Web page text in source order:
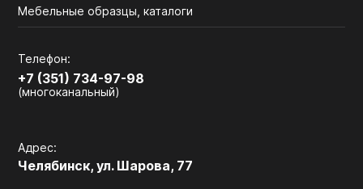
Мебельные образцы, каталоги
Телефон:
+7 (351) 734-97-98
(многоканальный)
Адрес:
Челябинск, ул. Шарова, 77